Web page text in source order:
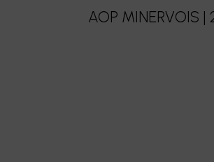
AOP MINERVOIS |